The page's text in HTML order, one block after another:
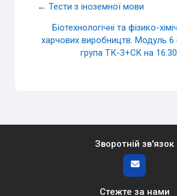
← Тести з іноземної мови
Біотехнологічні та фізико-
харчових виробництв. Модуль 6
група ТК-3+СК на
Зворотній зв'язок
Стежте за нами